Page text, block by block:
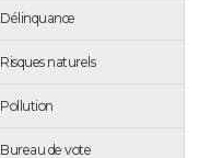
Délinquance
Risques naturels
Pollution
Bureau de vote